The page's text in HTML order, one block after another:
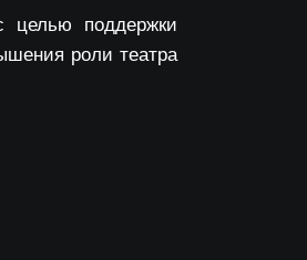
целью поддержки
роли театра